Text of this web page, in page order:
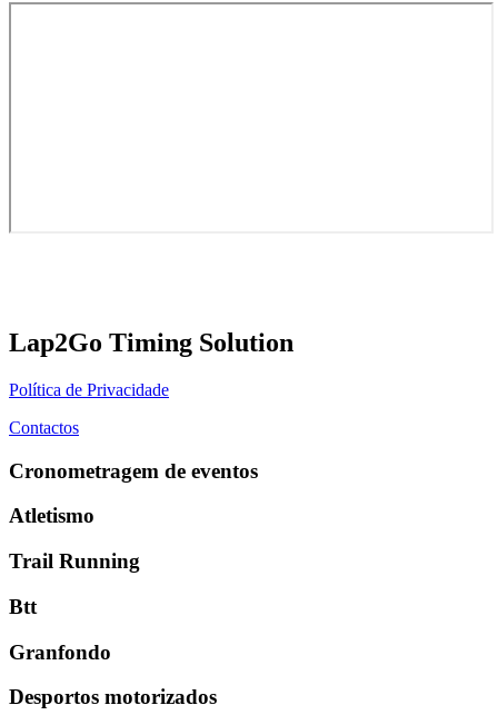
Lap2Go Timing Solution
Política de Privacidade
Contactos
Cronometragem de eventos
Atletismo
Trail Running
Btt
Granfondo
Desportos motorizados